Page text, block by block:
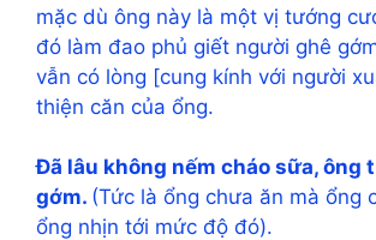
mặc dù ông này là một vị tướng
đó làm đao phủ giết người ghê
vẫn có lòng [cung kính với người
thiện căn của ổng.
Ðã lâu không nếm cháo sữa, ông
gớm. (Tức là ổng chưa ăn mà ổng
ổng nhịn tới mức độ đó).